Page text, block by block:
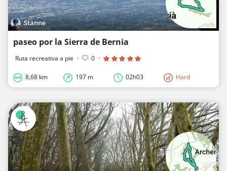
Stanne
paseo por la Sierra de Bernia
Ruta recreativa a pie · 0 ·
8,68 km 197 m 02h03 Hard